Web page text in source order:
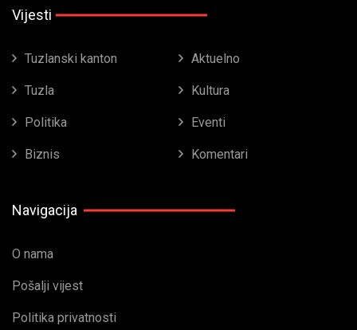
Vijesti
Tuzlanski kanton Aktuelno
Tuzla Kultura
Politika Eventi
Biznis Komentari
Navigacija
O nama
Pošalji vijest
Politika privatnosti